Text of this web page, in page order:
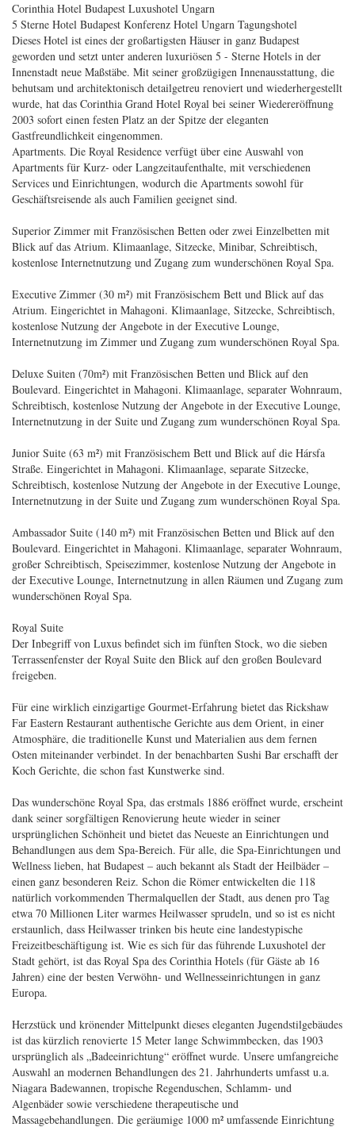
Corinthia Hotel Budapest Luxushotel Ungarn
5 Sterne Hotel Budapest Konferenz Hotel Ungarn Tagungshotel
Dieses Hotel ist eines der großartigsten Häuser in ganz Budapest
geworden und setzt unter anderen luxuriösen 5 - Sterne Hotels in der
Innenstadt neue Maßstäbe. Mit seiner großzügigen Innenausstattung, die
behutsam und architektonisch detailgetreu renoviert und wiederhergestellt
wurde, hat das Corinthia Grand Hotel Royal bei seiner Wiedereröffnung
2003 sofort einen festen Platz an der Spitze der eleganten
Gastfreundlichkeit eingenommen.
Apartments. Die Royal Residence verfügt über eine Auswahl von
Apartments für Kurz- oder Langzeitaufenthalte, mit verschiedenen
Services und Einrichtungen, wodurch die Apartments sowohl für
Geschäftsreisende als auch Familien geeignet sind.
Superior Zimmer mit Französischen Betten oder zwei Einzelbetten mit
Blick auf das Atrium. Klimaanlage, Sitzecke, Minibar, Schreibtisch,
kostenlose Internetnutzung und Zugang zum wunderschönen Royal Spa.
Executive Zimmer (30 m²) mit Französischem Bett und Blick auf das
Atrium. Eingerichtet in Mahagoni. Klimaanlage, Sitzecke, Schreibtisch,
kostenlose Nutzung der Angebote in der Executive Lounge,
Internetnutzung im Zimmer und Zugang zum wunderschönen Royal Spa.
Deluxe Suiten (70m²) mit Französischen Betten und Blick auf den
Boulevard. Eingerichtet in Mahagoni. Klimaanlage, separater Wohnraum,
Schreibtisch, kostenlose Nutzung der Angebote in der Executive Lounge,
Internetnutzung in der Suite und Zugang zum wunderschönen Royal Spa.
Junior Suite (63 m²) mit Französischem Bett und Blick auf die Hársfa
Straße. Eingerichtet in Mahagoni. Klimaanlage, separate Sitzecke,
Schreibtisch, kostenlose Nutzung der Angebote in der Executive Lounge,
Internetnutzung in der Suite und Zugang zum wunderschönen Royal Spa.
Ambassador Suite (140 m²) mit Französischen Betten und Blick auf den
Boulevard. Eingerichtet in Mahagoni. Klimaanlage, separater Wohnraum,
großer Schreibtisch, Speisezimmer, kostenlose Nutzung der Angebote in
der Executive Lounge, Internetnutzung in allen Räumen und Zugang zum
wunderschönen Royal Spa.
Royal Suite
Der Inbegriff von Luxus befindet sich im fünften Stock, wo die sieben
Terrassenfenster der Royal Suite den Blick auf den großen Boulevard
freigeben.
Für eine wirklich einzigartige Gourmet-Erfahrung bietet das Rickshaw
Far Eastern Restaurant authentische Gerichte aus dem Orient, in einer
Atmosphäre, die traditionelle Kunst und Materialien aus dem fernen
Osten miteinander verbindet. In der benachbarten Sushi Bar erschafft der
Koch Gerichte, die schon fast Kunstwerke sind.
Das wunderschöne Royal Spa, das erstmals 1886 eröffnet wurde, erscheint
dank seiner sorgfältigen Renovierung heute wieder in seiner
ursprünglichen Schönheit und bietet das Neueste an Einrichtungen und
Behandlungen aus dem Spa-Bereich. Für alle, die Spa-Einrichtungen und
Wellness lieben, hat Budapest – auch bekannt als Stadt der Heilbäder –
einen ganz besonderen Reiz. Schon die Römer entwickelten die 118
natürlich vorkommenden Thermalquellen der Stadt, aus denen pro Tag
etwa 70 Millionen Liter warmes Heilwasser sprudeln, und so ist es nicht
erstaunlich, dass Heilwasser trinken bis heute eine landestypische
Freizeitbeschäftigung ist. Wie es sich für das führende Luxushotel der
Stadt gehört, ist das Royal Spa des Corinthia Hotels (für Gäste ab 16
Jahren) eine der besten Verwöhn- und Wellnesseinrichtungen in ganz
Europa.
Herzstück und krönender Mittelpunkt dieses eleganten Jugendstilgebäudes
ist das kürzlich renovierte 15 Meter lange Schwimmbecken, das 1903
ursprünglich als „Badeeinrichtung“ eröffnet wurde. Unsere umfangreiche
Auswahl an modernen Behandlungen des 21. Jahrhunderts umfasst u.a.
Niagara Badewannen, tropische Regenduschen, Schlamm- und
Algenbäder sowie verschiedene therapeutische und
Massagebehandlungen. Die geräumige 1000 m² umfassende Einrichtung